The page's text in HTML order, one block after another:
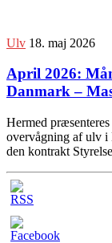
Ulv 18. maj 2026
April 2026:
Danmark –
Hermed
overvågning af ulv
den kontrakt